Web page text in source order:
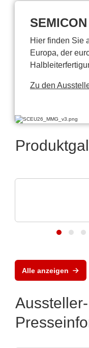
Hier finden Sie
Europa, der
Zu den
Alle anzeigen
Aussteller-